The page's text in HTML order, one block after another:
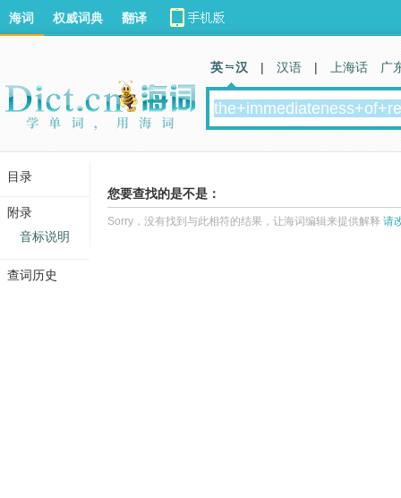
您要查找的是不是：
Sorry，没有找到与此相符的结果，让海词编辑来提供解释 请
海词 权威词典 翻译
英 汉 | 汉语 | 上海话 广
目录
附录
音标说明
查词历史